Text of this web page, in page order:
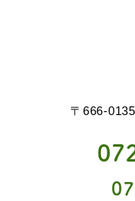
〒666-